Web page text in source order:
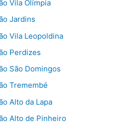
Vila Olímpia
Jardins
Vila Leopoldina
Perdizes
São Domingos
Tremembé
Alto da Lapa
Alto de Pinheiro